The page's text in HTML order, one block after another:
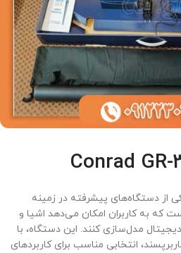
از دستگاه‌های پیشرفته در زمینه
که به کاربران امکان می‌دهد اشیا و
مدل‌سازی کنند. این دستگاه، با
انتخابی مناسب برای کاربردهای